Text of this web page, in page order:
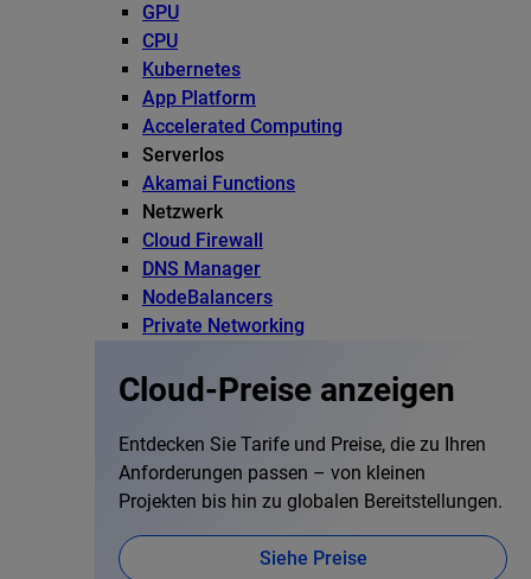
GPU
CPU
Kubernetes
App Platform
Accelerated Computing
Serverlos
Akamai Functions
Netzwerk
Cloud Firewall
DNS Manager
NodeBalancers
Private Networking
Cloud-Preise anzeigen
Entdecken Sie Tarife und Preise, die zu Ihren
Anforderungen passen – von kleinen
Projekten bis hin zu globalen Bereitstellungen.
Siehe Preise